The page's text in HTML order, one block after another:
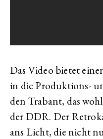
Das Video bietet
in die Produktions-
den Trabant, das
der DDR. Der
ans Licht, die nicht